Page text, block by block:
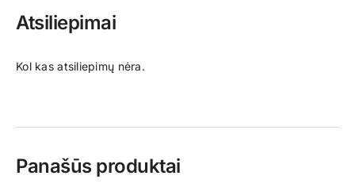
Atsiliepimai
Kol kas atsiliepimų nėra.
Panašūs produktai